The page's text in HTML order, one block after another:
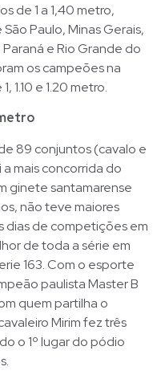
de 1 a 1,40 metro,
Paulo, Minas Gerais,
e Rio Grande do
os campeões na
1.10 e 1.20 metro.
89 conjuntos (cavalo e
mais concorrida do
ginete santamarense
não teve maiores
dias de competições em
de toda a série em
163. Com o esporte
paulista Master B
quem partilha o
Mirim fez três
o 1º lugar do pódio